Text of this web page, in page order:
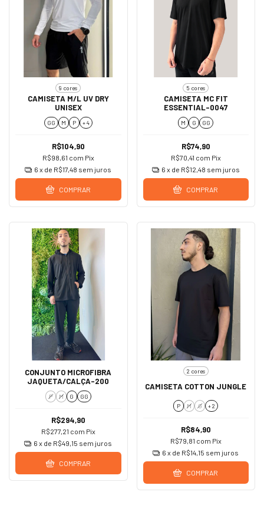
9 cores
CAMISETA M/L UV DRY
UNISEX
GG M P + 4
R$104,90
R$98,61 com Pix
6 x de R$17,48 sem juros
COMPRAR
5 cores
CAMISETA MC FIT
ESSENTIAL-0047
M G GG
R$74,90
R$70,41 com Pix
6 x de R$12,48 sem juros
COMPRAR
CONJUNTO MICROFIBRA
JAQUETA/CALÇA-200
P M G GG
R$294,90
R$277,21 com Pix
6 x de R$49,15 sem juros
COMPRAR
2 cores
CAMISETA COTTON JUNGLE
P M G + 2
R$84,90
R$79,81 com Pix
6 x de R$14,15 sem juros
COMPRAR